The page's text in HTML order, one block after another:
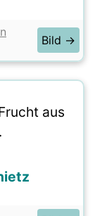
Bild →
aus